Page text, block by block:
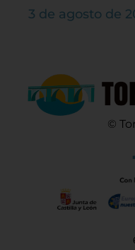
3 de agosto de
©